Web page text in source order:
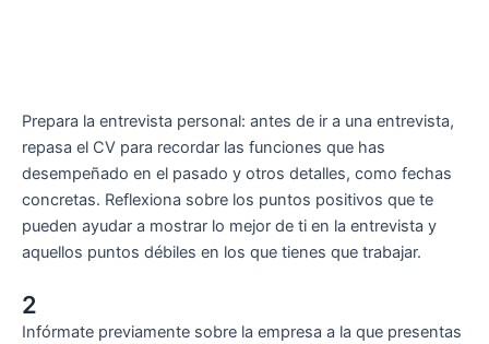
Prepara la entrevista personal: antes de ir a una entrevista,
repasa el CV para recordar las funciones que has
desempeñado en el pasado y otros detalles, como fechas
concretas. Reflexiona sobre los puntos positivos que te
pueden ayudar a mostrar lo mejor de ti en la entrevista y
aquellos puntos débiles en los que tienes que trabajar.
2
Infórmate previamente sobre la empresa a la que presentas